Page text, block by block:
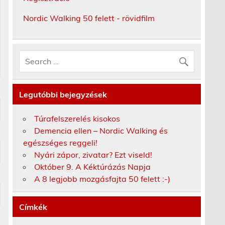
Nordic Walking 50 felett - rövidfilm
Legutóbbi bejegyzések
Túrafelszerelés kisokos
Demencia ellen – Nordic Walking és
egészséges reggeli!
Nyári zápor, zivatar? Ezt viseld!
Október 9. A Kéktúrázás Napja
A 8 legjobb mozgásfajta 50 felett :-)
Címkék